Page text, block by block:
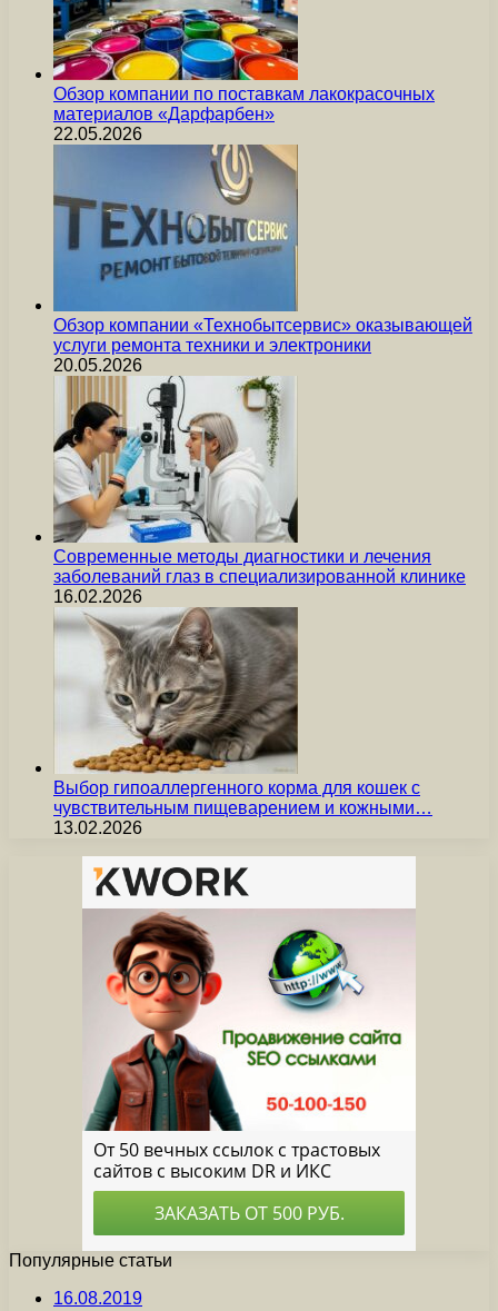
Обзор компании по поставкам лакокрасочных
материалов «Дарфарбен»
22.05.2026
Обзор компании «Технобытсервис» оказывающей
услуги ремонта техники и электроники
20.05.2026
Современные методы диагностики и лечения
заболеваний глаз в специализированной клинике
16.02.2026
Выбор гипоаллергенного корма для кошек с
чувствительным пищеварением и кожными…
13.02.2026
Популярные статьи
16.08.2019